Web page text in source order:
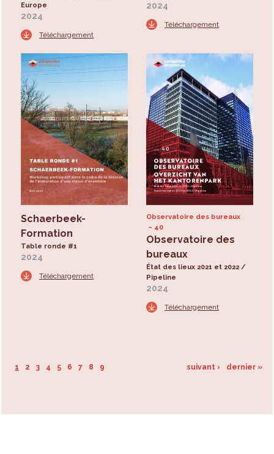
Europe
2024
Téléchargement
2024
Téléchargement
Schaerbeek-
Formation
Table ronde #1
2024
Téléchargement
Observatoire des bureaux
40
Observatoire des
bureaux
État des lieux 2021 et 2022 /
Pipeline
2024
Téléchargement
1 2 3 4 5 6 7 8 9 suivant › dernier »